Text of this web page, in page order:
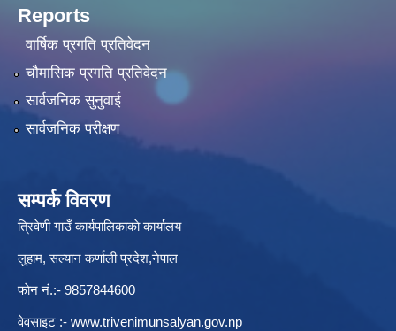
Reports
वार्षिक प्रगति प्रतिवेदन
चौमासिक प्रगति प्रतिवेदन
सार्वजनिक सुनुवाई
सार्वजनिक परीक्षण
सम्पर्क विवरण
त्रिवेणी गाउँ कार्यपालिकाकाे कार्यालय
लुहाम, सल्यान कर्णाली प्रदेश,नेपाल
फाेन नं.:- 9857844600
वेवसाइट :- www.trivenimunsalyan.gov.np